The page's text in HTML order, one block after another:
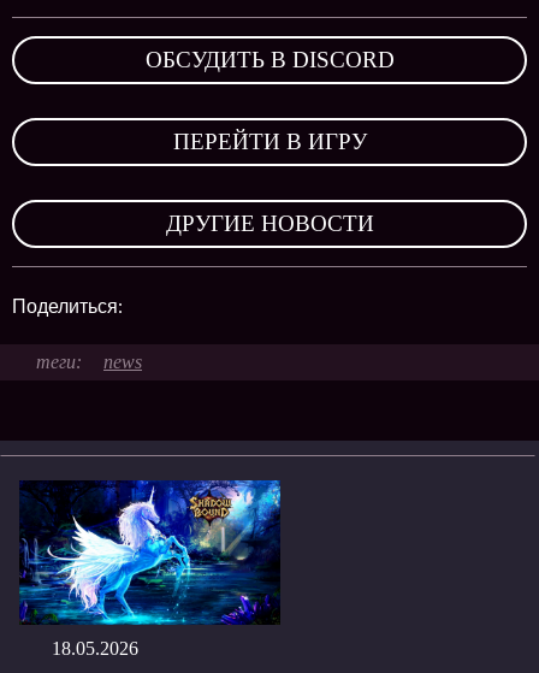
ОБСУДИТЬ В DISCORD
ПЕРЕЙТИ В ИГРУ
ДРУГИЕ НОВОСТИ
Поделиться:
news
18.05.2026